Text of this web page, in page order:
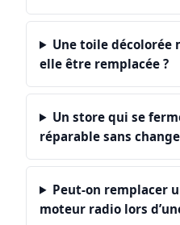
Une toile décolorée
elle être remplacée ?
Un store qui se
réparable sans
Peut-on remplacer
moteur radio lors